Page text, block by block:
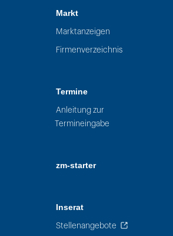
Markt
Marktanzeigen
Firmenverzeichnis
Termine
Anleitung zur
Termineingabe
zm-starter
Inserat
Stellenangebote